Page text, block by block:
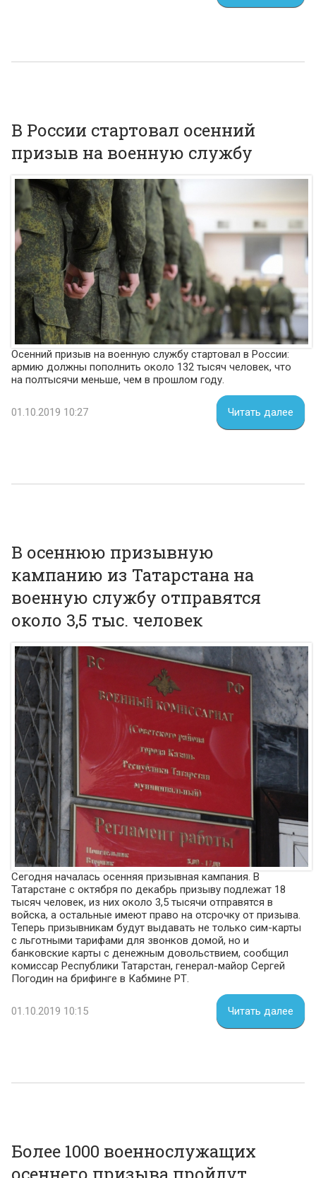
В России стартовал осенний
призыв на военную службу
Осенний призыв на военную службу стартовал в России:
армию должны пополнить около 132 тысяч человек, что
на полтысячи меньше, чем в прошлом году.
01.10.2019 10:27 Читать далее
В осеннюю призывную
кампанию из Татарстана на
военную службу отправятся
около 3,5 тыс. человек
Сегодня началась осенняя призывная кампания. В
Татарстане с октября по декабрь призыву подлежат 18
тысяч человек, из них около 3,5 тысячи отправятся в
войска, а остальные имеют право на отсрочку от призыва.
Теперь призывникам будут выдавать не только сим-карты
с льготными тарифами для звонков домой, но и
банковские карты с денежным довольствием, сообщил
комиссар Республики Татарстан, генерал-майор Сергей
Погодин на брифинге в Кабмине РТ.
01.10.2019 10:15 Читать далее
Более 1000 военнослужащих